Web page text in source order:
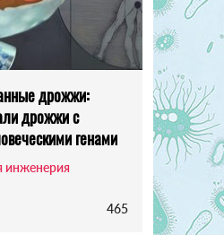
дрожжи:
дрожжи с
генами
инженерия
465